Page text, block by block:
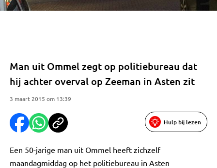
Man uit Ommel zegt op politiebureau dat
hij achter overval op Zeeman in Asten zit
3 maart 2015 om 13:39
Hulp bij lezen
Een 50-jarige man uit Ommel heeft zichzelf
maandagmiddag op het politiebureau in Asten